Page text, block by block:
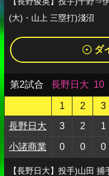
(大)・山上 三塁打)淺沼
ダ
第2試合 長野日大 10
1 2 3
長野日大
3 2 1
小諸商業 0 0 0
【長野日大】投手)山田